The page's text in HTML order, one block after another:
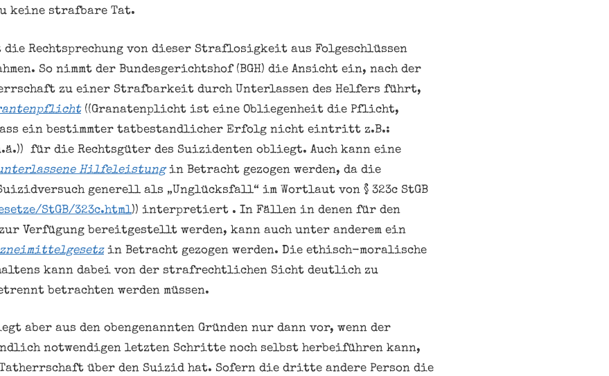
keine strafbare Tat.
die Rechtsprechung von dieser Straflosigkeit aus Folgeschlüssen
So nimmt der Bundesgerichtshof (BGH) die Ansicht ein, nach der
zu einer Strafbarkeit durch Unterlassen des Helfers führt,
((Granatenplicht ist eine Obliegenheit die Pflicht,
ein bestimmter tatbestandlicher Erfolg nicht eintritt z.B.:
für die Rechtsgüter des Suizidenten obliegt. Auch kann eine
Hilfeleistungin Betracht gezogen werden, da die
generell als „Unglücksfall“ im Wortlaut von § 323c StGB
StGB/323c.html)) interpretiert . In Fällen in denen für den
Verfügung bereitgestellt werden, kann auch unter anderem ein
in Betracht gezogen werden. Die ethisch-moralische
kann dabei von der strafrechtlichen Sicht deutlich zu
betrachten werden müssen.
aber aus den obengenannten Gründen nur dann vor, wenn der
notwendigen letzten Schritte noch selbst herbeiführen kann,
über den Suizid hat. Sofern die dritte andere Person die